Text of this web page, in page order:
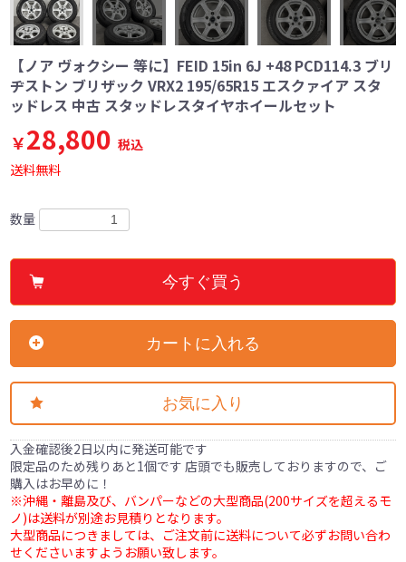
【ノア ヴォクシー 等に】FEID 15in 6J +48 PCD114.3 ブリ
ヂストン ブリザック VRX2 195/65R15 エスクァイア スタ
ッドレス 中古 スタッドレスタイヤホイールセット
￥28,800 税込
送料無料
数量
今すぐ買う
カートに入れる
お気に入り
入金確認後2日以内に発送可能です
限定品のため残りあと1個です 店頭でも販売しておりますので、ご
購入はお早めに！
※沖縄・離島及び、バンパーなどの大型商品(200サイズを超えるモ
ノ)は送料が別途お見積りとなります。
大型商品につきましては、ご注文前に送料について必ずお問い合わ
せくださいますようお願い致します。